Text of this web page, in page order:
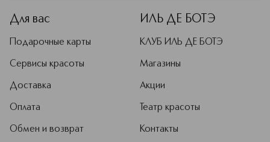
Для вас
Подарочные карты
Сервисы красоты
Доставка
Оплата
Обмен и возврат
ИЛЬ ДЕ БОТЭ
КЛУБ ИЛЬ ДЕ БОТЭ
Магазины
Акции
Театр красоты
Контакты